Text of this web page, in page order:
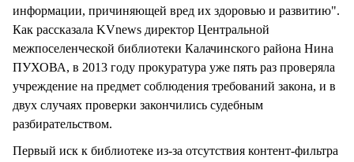
информации, причиняющей вред их здоровью и развитию".
Как рассказала KVnews директор Центральной
межпоселенческой библиотеки Калачинского района Нина
ПУХОВА, в 2013 году прокуратура уже пять раз проверяла
учреждение на предмет соблюдения требований закона, и в
двух случаях проверки закончились судебным
разбирательством.
Первый иск к библиотеке из-за отсутствия контент-фильтра